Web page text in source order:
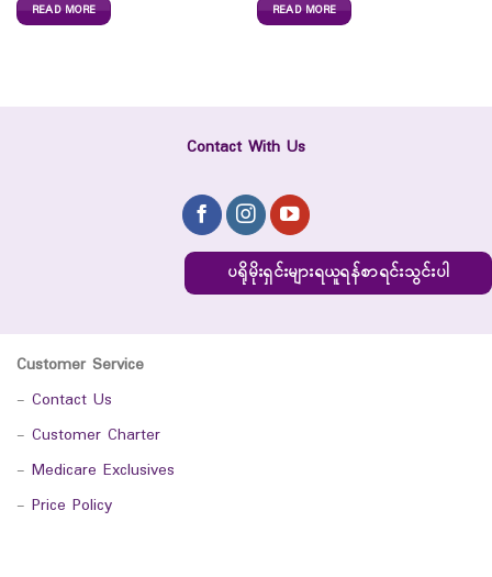
READ MORE READ MORE
Contact With Us
ပရိုမိုးရှင်းများရယူရန်စာရင်းသွင်းပါ
Customer Service
- Contact Us
- Customer Charter
- Medicare Exclusives
- Price Policy